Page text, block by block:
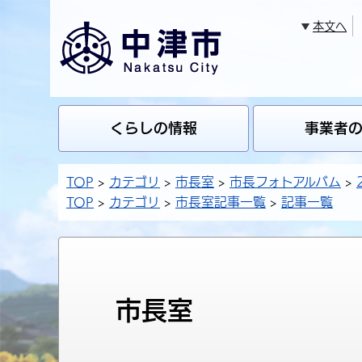
本文へ
くらしの情報 事業者
TOP カテゴリ 市長室 市長フォトアルバム
TOP
カテゴリ 市長室記事一覧 記事一覧
市長室